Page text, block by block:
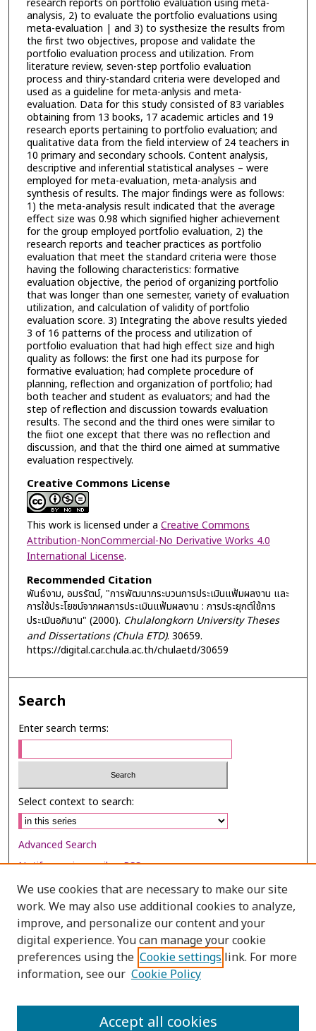
research reports on portfolio evaluation using meta-
analysis, 2) to evaluate the portfolio evaluations using
meta-evaluation | and 3) to systhesize the results from
the first two objectives, propose and validate the
portfolio evaluation process and utilization. From
literature review, seven-step portfolio evaluation
process and thiry-standard criteria were developed and
used as a guideline for meta-anlysis and meta-
evaluation. Data for this study consisted of 83 variables
obtaining from 13 books, 17 academic articles and 19
research eports pertaining to portfolio evaluation; and
qualitative data from the field interview of 24 teachers in
10 primary and secondary schools. Content analysis,
descriptive and inferential statistical analyses – were
employed for meta-evaluation, meta-analysis and
synthesis of results. The major findings were as follows:
1) the meta-analysis result indicated that the average
effect size was 0.98 which signified higher achievement
for the group employed portfolio evaluation, 2) the
research reports and teacher practices as portfolio
evaluation that meet the standard criteria were those
having the following characteristics: formative
evaluation objective, the period of organizing portfolio
that was longer than one semester, variety of evaluation
utilization, and calculation of validity of portfolio
evaluation score. 3) Integrating the above results yieded
3 of 16 patterns of the process and utilization of
portfolio evaluation that had high effect size and high
quality as follows: the first one had its purpose for
formative evaluation; had complete procedure of
planning, reflection and organization of portfolio; had
both teacher and student as evaluators; and had the
step of reflection and discussion towards evaluation
results. The second and the third ones were similar to
the fiiot one except that there was no reflection and
discussion, and that the third one aimed at summative
evaluation respectively.
Creative Commons License
This work is licensed under a Creative Commons
Attribution-NonCommercial-No Derivative Works 4.0
International License.
Recommended Citation
พันธ์งาม, อมรรัตน์, "การพัฒนากระบวนการประเมินแฟ้มผลงาน และ
การใช้ประโยชน์จากผลการประเมินแฟ้มผลงาน : การประยุกต์ใช้การ
ประเมินอภิมาน" (2000). Chulalongkorn University Theses
and Dissertations (Chula ETD). 30659.
https://digital.car.chula.ac.th/chulaetd/30659
Search
Enter search terms:
Select context to search:
Advanced Search
Notify me via email orRSS
Browse
Collections
Disciplines
Authors
We use cookies that are necessary to make our site
work. We may also use additional cookies to analyze,
improve, and personalize our content and your
digital experience. You can manage your cookie
preferences using the Cookie settings link. For more
information, see our Cookie Policy
Accept all cookies